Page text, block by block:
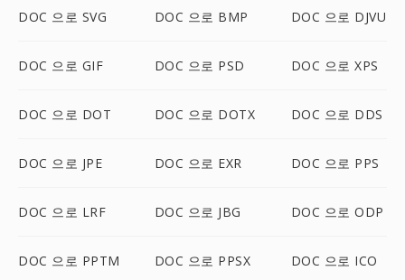
DOC 으로 SVG DOC 으로 BMP DOC 으로 DJVU
DOC 으로 GIF DOC 으로 PSD DOC 으로 XPS
DOC 으로 DOT DOC 으로 DOTX DOC 으로 DDS
DOC 으로 JPE DOC 으로 EXR DOC 으로 PPS
DOC 으로 LRF DOC 으로 JBG DOC 으로 ODP
DOC 으로 PPTM DOC 으로 PPSX DOC 으로 ICO